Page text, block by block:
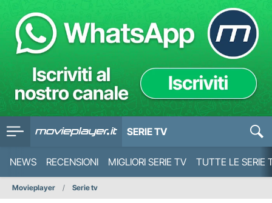
SERIE TV
NEWS RECENSIONI MIGLIORI SERIE TV TUTTE LE SERIE
Movieplayer Serie tv